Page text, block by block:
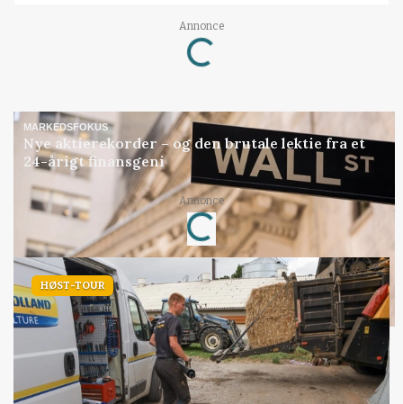
Annonce
Loading...
MARKEDSFOKUS
Nye aktierekorder – og den brutale lektie fra et
24-årigt finansgeni
Annonce
Loading...
HØST-TOUR